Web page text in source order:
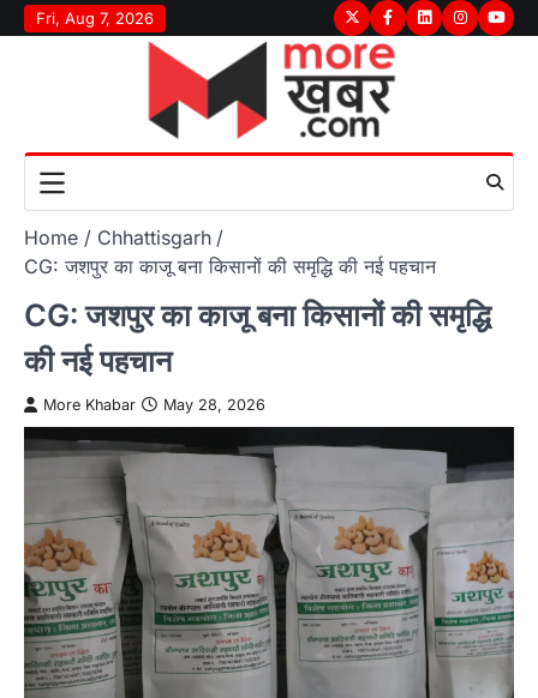
Skip
to
Fri, Aug 7, 2026 TwitterFacebook
LinkedInInstagram
Home
Chhattisgarh
CG: जशपुर का काजू बना किसानों की समृद्धि की नई पहचान
CG: जशपुर का काजू बना किसानों की समृद्धि
की नई पहचान
More Khabar May 28, 2026